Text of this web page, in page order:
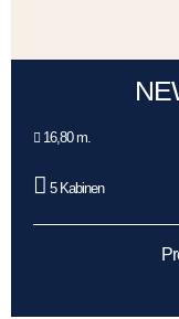
16,80 m.
5 Kabinen